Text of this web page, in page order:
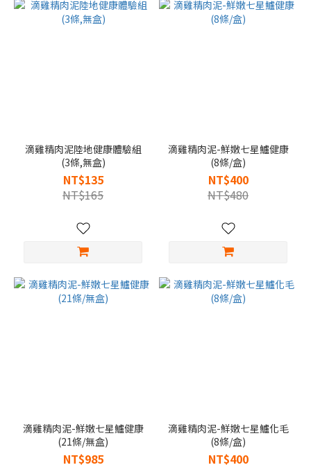
滴雞精肉泥陸地健康體驗組
(3條,無盒)
NT$135
NT$165
滴雞精肉泥-鮮嫩七星鱸健康
(8條/盒)
NT$400
NT$480
滴雞精肉泥-鮮嫩七星鱸健康
(21條/無盒)
NT$985
滴雞精肉泥-鮮嫩七星鱸化毛
(8條/盒)
NT$400